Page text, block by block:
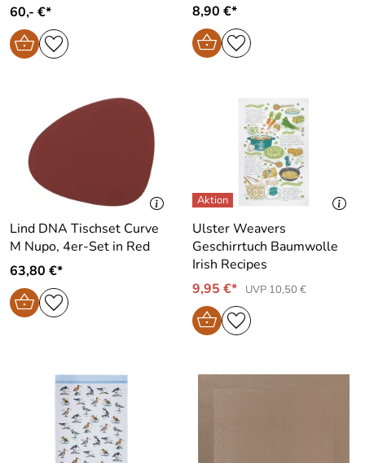
60,- €*
8,90 €*
Lind DNA Tischset Curve
M Nupo, 4er-Set in Red
63,80 €*
Ulster Weavers
Geschirrtuch Baumwolle
Irish Recipes
9,95 €*
UVP 10,50 €